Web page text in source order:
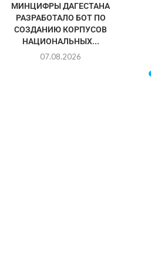
МИНЦИФРЫ ДАГЕСТАНА
РАЗРАБОТАЛО БОТ ПО
СОЗДАНИЮ КОРПУСОВ
НАЦИОНАЛЬНЫХ...
07.08.2026